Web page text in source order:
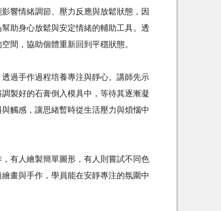
響情緒調節、壓力反應與放鬆狀態，因
助身心放鬆與安定情緒的輔助工具。透
間，協助個體重新回到平穩狀態。
過手作過程培養專注與靜心。講師先示
製好的石膏倒入模具中，等待其逐漸凝
觸感，讓思緒暫時從生活壓力與煩惱中
有人繪製簡單圖形，有人則嘗試不同色
畫與手作，學員能在安靜專注的氛圍中